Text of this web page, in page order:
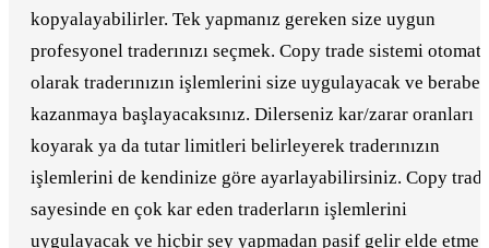
kopyalayabilirler. Tek yapmanız gereken size uygun
profesyonel traderınızı seçmek. Copy trade sistemi
olarak traderınızın işlemlerini size uygulayacak ve beraber
kazanmaya başlayacaksınız. Dilerseniz kar/zarar oranları
koyarak ya da tutar limitleri belirleyerek traderınızın
işlemlerini de kendinize göre ayarlayabilirsiniz. Copy
sayesinde en çok kar eden traderların işlemlerini
uygulayacak ve hiçbir şey yapmadan pasif gelir elde etme